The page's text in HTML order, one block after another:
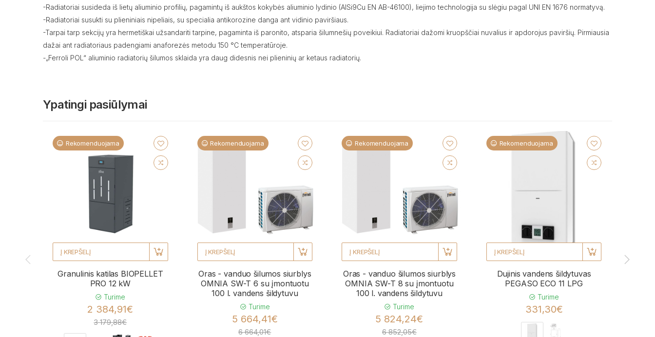
-Radiatoriai susideda iš lietų aliuminio profilių, pagamintų iš aukštos kokybės aliuminio lydinio (AlSi9Cu EN AB-46100), liejimo technologija su slėgiu pagal UNI EN 1676 normatyvą.
-Radiatoriai susukti su plieniniais nipeliais, su specialia antikorozine danga ant vidinio paviršiaus.
-Tarpai tarp sekcijų yra hermetiškai užsandariti tarpine, pagaminta iš paronito, atsparia šilumnešių poveikiui. Radiatoriai dažomi kruopščiai nuvalius ir apdorojus paviršių. Pirmiausia
dažai ant radiatoriaus padengiami anaforezės metodu 150 °C temperatūroje.
-„Ferroli POL“ aliuminio radiatorių šilumos sklaida yra daug didesnis nei plieninių ar ketaus radiatorių.
Ypatingi pasiūlymai
Rekomenduojama
Į KREPŠELĮ
Granulinis katilas BIOPELLET
PRO 12 kW
Turime
2 384,91€
3 179,88€
Rekomenduojama
Į KREPŠELĮ
Oras - vanduo šilumos siurblys
OMNIA SW-T 6 su įmontuotu
100 l. vandens šildytuvu
Turime
5 664,41€
6 664,01€
Rekomenduojama
Į KREPŠELĮ
Oras - vanduo šilumos siurblys
OMNIA SW-T 8 su įmontuotu
100 l. vandens šildytuvu
Turime
5 824,24€
6 852,05€
Rekomenduojama
Į KREPŠELĮ
Dujinis vandens šildytuvas
PEGASO ECO 11 LPG
Turime
331,30€